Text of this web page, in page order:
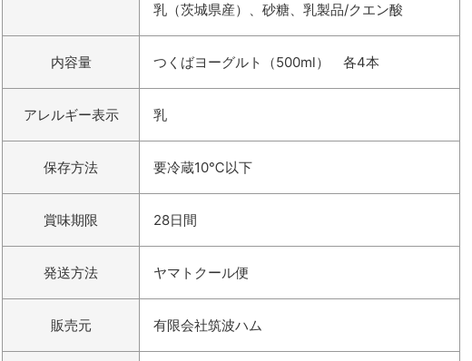
乳（茨城県産）、砂糖、乳製品/クエン酸
内容量 つくばヨーグルト（500ml） 各4本
アレルギー表示 乳
保存方法 要冷蔵10℃以下
賞味期限 28日間
発送方法 ヤマトクール便
販売元 有限会社筑波ハム